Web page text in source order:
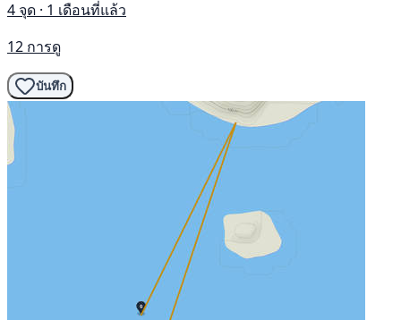
4 จุด · 1 เดือนที่แล้ว
12 การดู
บันทึก